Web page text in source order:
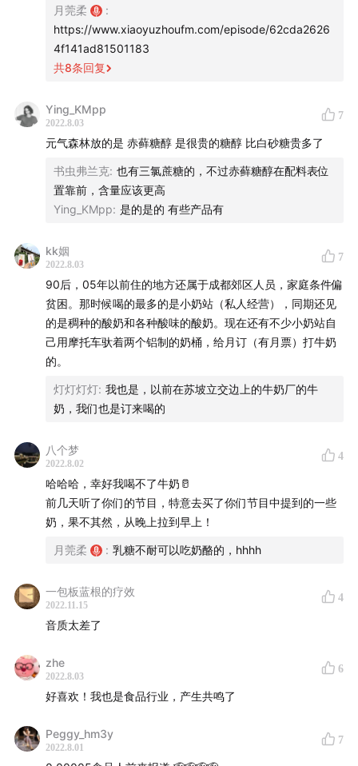
音乐/QQ音乐/Spotify等平台
📮 大食话邮箱：bamoon69@outlook.com
🎙 欢迎给我留言/发邮件 联系我
月莞柔
:
https://www.xiaoyuzhoufm.com/episode/62cda2626
4f141ad81501183
共8条回复
Ying_KMpp
2022.8.03
7
元气森林放的是 赤藓糖醇 是很贵的糖醇 比白砂糖贵多了
书虫弗兰克: 也有三氯蔗糖的，不过赤藓糖醇在配料表位
置靠前，含量应该更高
Ying_KMpp: 是的是的 有些产品有
kk姻
2022.8.03
7
90后，05年以前住的地方还属于成都郊区人员，家庭条件偏
贫困。那时候喝的最多的是小奶站（私人经营），同期还见
的是稠种的酸奶和各种酸味的酸奶。现在还有不少小奶站自
己用摩托车驮着两个铝制的奶桶，给月订（有月票）打牛奶
的。
灯灯灯灯: 我也是，以前在苏坡立交边上的牛奶厂的牛
奶，我们也是订来喝的
八个梦
2022.8.02
4
哈哈哈，幸好我喝不了牛奶🥛
前几天听了你们的节目，特意去买了你们节目中提到的一些
奶，果不其然，从晚上拉到早上！
月莞柔 : 乳糖不耐可以吃奶酪的，hhhh
一包板蓝根的疗效
2022.11.15
4
音质太差了
zhe
2022.8.03
6
好喜欢！我也是食品行业，产生共鸣了
Peggy_hm3y
2022.8.01
7